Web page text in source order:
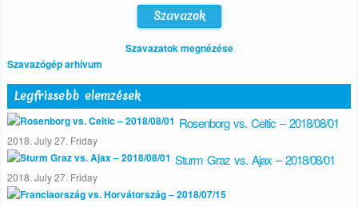
Szavazatok megnézése
Szavazógép arhívum
Legfrissebb elemzések
Rosenborg vs. Celtic – 2018/08/01
2018. July 27. Friday
Sturm Graz vs. Ajax – 2018/08/01
2018. July 27. Friday